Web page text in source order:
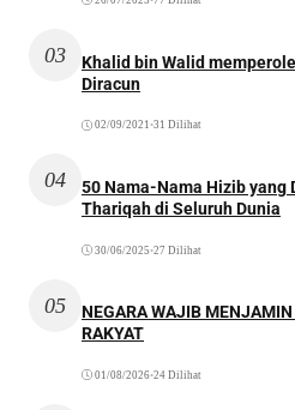
03
Khalid bin Walid
Diracun
02/09/2021 •31 Dilihat
04
50 Nama-Nama Hizib yang
Thariqah di Seluruh Dunia
30/06/2025 •27 Dilihat
05
NEGARA WAJIB
RAKYAT
01/08/2026•24 Dilihat